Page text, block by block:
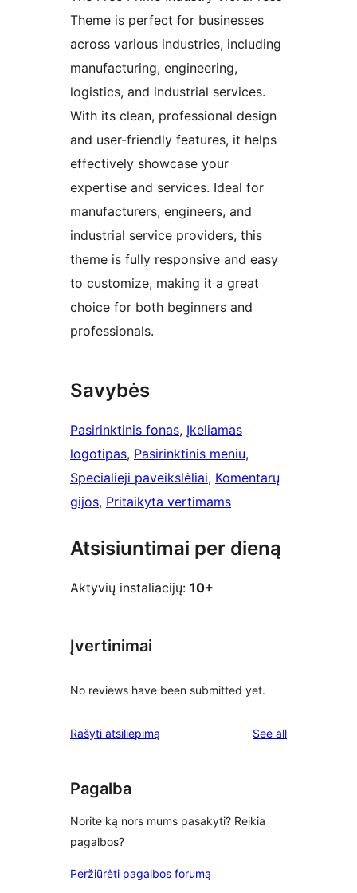
Theme is perfect for businesses
across various industries, including
manufacturing, engineering,
logistics, and industrial services.
With its clean, professional design
and user-friendly features, it helps
effectively showcase your
expertise and services. Ideal for
manufacturers, engineers, and
industrial service providers, this
theme is fully responsive and easy
to customize, making it a great
choice for both beginners and
professionals.
Savybės
Pasirinktinis fonas, Įkeliamas
logotipas, Pasirinktinis meniu
Specialieji paveikslėliai, Komentarų
gijos, Pritaikyta vertimams
Atsisiuntimai per dieną
Aktyvių instaliacijų: 10+
Įvertinimai
No reviews have been submitted yet.
Rašyti atsiliepimą See allreviews
Pagalba
Norite ką nors mums pasakyti? Reikia
pagalbos?
Peržiūrėti pagalbos forumą